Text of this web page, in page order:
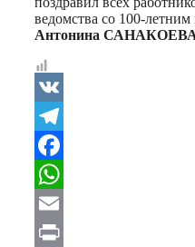
ведомства со 100-
Антонина
VK
Telegram
Facebook
WhatsApp
Email